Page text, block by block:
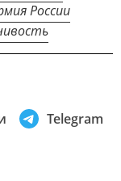
России
Telegram